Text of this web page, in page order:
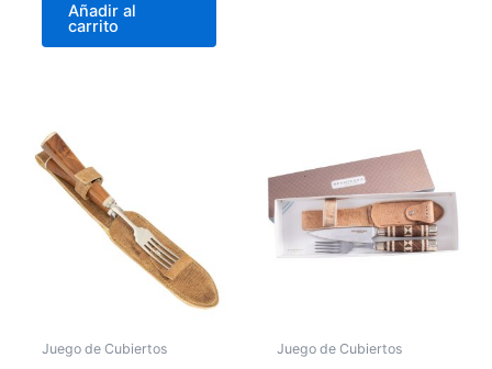
Añadir al
carrito
Juego de Cubiertos Juego de Cubiertos